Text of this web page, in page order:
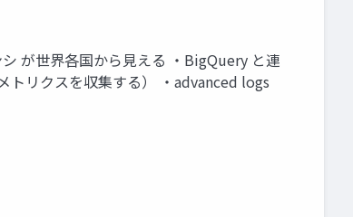
が世界各国から見える ・BigQuery と連
トリクスを収集する） ・advanced logs